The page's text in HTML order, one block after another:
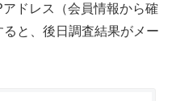
ドレス（会員情報から確
と、後日調査結果がメー